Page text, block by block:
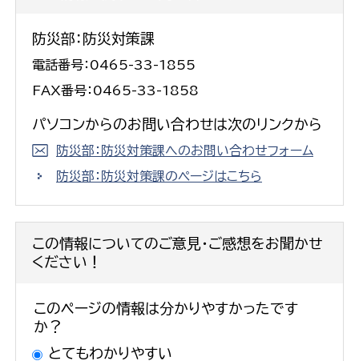
防災部：防災対策課
電話番号：0465-33-1855
FAX番号：0465-33-1858
パソコンからのお問い合わせは次のリンクから
防災部：防災対策課へのお問い合わせフォーム
防災部：防災対策課のページはこちら
この情報についてのご意見・ご感想をお聞かせ
ください！
このページの情報は分かりやすかったです
か？
とてもわかりやすい